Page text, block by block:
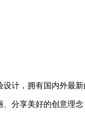
计，拥有国内外最
分享美好的创意理